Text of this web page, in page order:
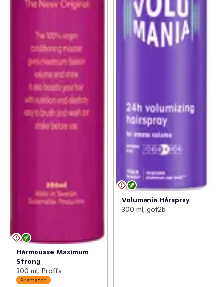
Hårmousse Maximum
Strong
300 ml, Proffs
Prismatch
Volumania Hårspray
300 ml, got2b